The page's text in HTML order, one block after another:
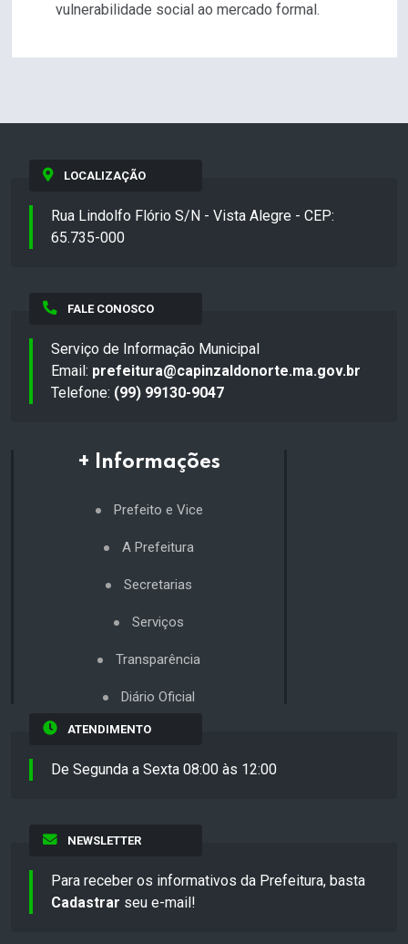
vulnerabilidade social ao mercado formal.
LOCALIZAÇÃO
Rua Lindolfo Flório S/N - Vista Alegre - CEP:
65.735-000
FALE CONOSCO
Serviço de Informação Municipal
Email: prefeitura@capinzaldonorte.ma.gov.br
Telefone: (99) 99130-9047
+ Informações
Prefeito e Vice
A Prefeitura
Secretarias
Serviços
Transparência
Diário Oficial
ATENDIMENTO
De Segunda a Sexta 08:00 às 12:00
NEWSLETTER
Para receber os informativos da Prefeitura, basta
Cadastrar seu e-mail!